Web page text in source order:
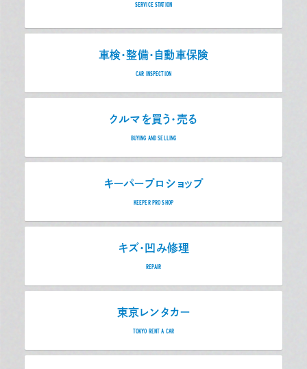
SERVICE STATION
車検・整備・自動車保険
CAR INSPECTION
クルマを買う・売る
BUYING AND SELLING
キーパープロショップ
KEEPER PRO SHOP
キズ・凹み修理
REPAIR
東京レンタカー
TOKYO RENT A CAR